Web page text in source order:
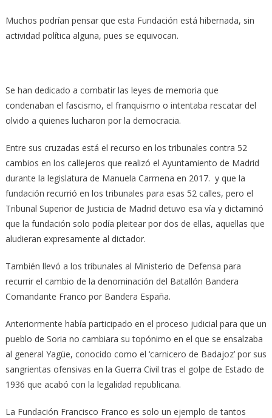
Muchos podrían pensar que esta Fundación está hibernada, sin
actividad política alguna, pues se equivocan.
Se han dedicado a combatir las leyes de memoria que
condenaban el fascismo, el franquismo o intentaba rescatar del
olvido a quienes lucharon por la democracia.
Entre sus cruzadas está el recurso en los tribunales contra 52
cambios en los callejeros que realizó el Ayuntamiento de Madrid
durante la legislatura de Manuela Carmena en 2017. y que la
fundación recurrió en los tribunales para esas 52 calles, pero el
Tribunal Superior de Justicia de Madrid detuvo esa vía y dictaminó
que la fundación solo podía pleitear por dos de ellas, aquellas que
aludieran expresamente al dictador.
También llevó a los tribunales al Ministerio de Defensa para
recurrir el cambio de la denominación del Batallón Bandera
Comandante Franco por Bandera España.
Anteriormente había participado en el proceso judicial para que un
pueblo de Soria no cambiara su topónimo en el que se ensalzaba
al general Yagüe, conocido como el ‘carnicero de Badajoz’ por sus
sangrientas ofensivas en la Guerra Civil tras el golpe de Estado de
1936 que acabó con la legalidad republicana.
La Fundación Francisco Franco es solo un ejemplo de tantos